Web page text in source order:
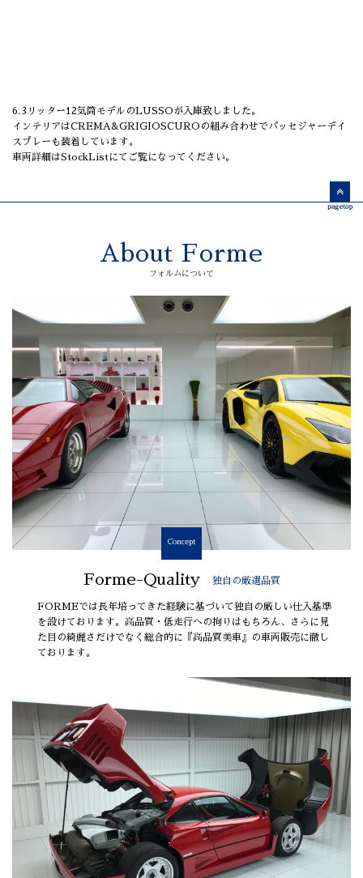
6.3リッター12気筒モデルのLUSSOが入庫致しました。
インテリアはCREMA&GRIGIOSCUROの組み合わせでパッセジャーデイ
スプレーも装着しています。
車両詳細はStockListにてご覧になってください。
About Forme
フォルムについて
Concept
Forme-Quality 独自の厳選品質
FORMEでは長年培ってきた経験に基づいて独自の厳しい仕入基準
を設けております。高品質・低走行への拘りはもちろん、さらに見
た目の綺麗さだけでなく総合的に『高品質美車』の車両販売に徹し
ております。